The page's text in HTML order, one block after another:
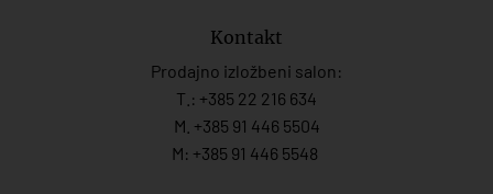
Kontakt
Prodajno izložbeni salon:
T.: +385 22 216 634
M. +385 91 446 5504
M: +385 91 446 5548